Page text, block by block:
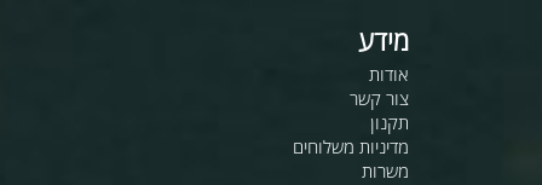
מידע
אודות
צור קשר
תקנון
מדיניות משלוחים
משרות